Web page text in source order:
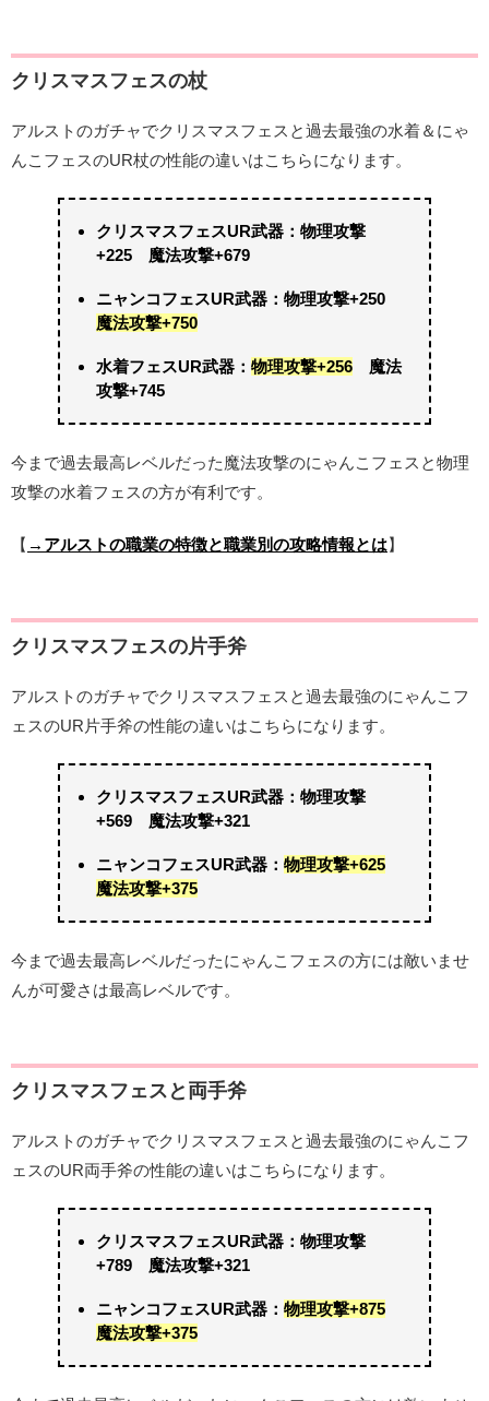
クリスマスフェスの杖
アルストのガチャでクリスマスフェスと過去最強の水着＆にゃ
んこフェスのUR杖の性能の違いはこちらになります。
クリスマスフェスUR武器：物理攻撃
+225 魔法攻撃+679
ニャンコフェスUR武器：物理攻撃+250
魔法攻撃+750
水着フェスUR武器： 物理攻撃+256魔法
攻撃+745
今まで過去最高レベルだった魔法攻撃のにゃんこフェスと物理
攻撃の水着フェスの方が有利です。
【 →アルストの職業の特徴と職業別の攻略情報とは】
クリスマスフェスの片手斧
アルストのガチャでクリスマスフェスと過去最強のにゃんこフ
ェスのUR片手斧の性能の違いはこちらになります。
クリスマスフェスUR武器：物理攻撃
+569 魔法攻撃+321
ニャンコフェスUR武器： 物理攻撃+625
魔法攻撃+375
今まで過去最高レベルだったにゃんこフェスの方には敵いませ
んが可愛さは最高レベルです。
クリスマスフェスと両手斧
アルストのガチャでクリスマスフェスと過去最強のにゃんこフ
ェスのUR両手斧の性能の違いはこちらになります。
クリスマスフェスUR武器：物理攻撃
+789 魔法攻撃+321
ニャンコフェスUR武器： 物理攻撃+875
魔法攻撃+375